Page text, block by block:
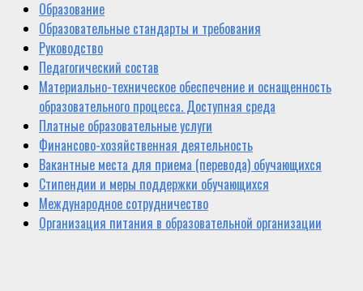
Образование
Образовательные стандарты и требования
Руководство
Педагогический состав
Материально-техническое обеспечение и оснащенность
образовательного процесса. Доступная среда
Платные образовательные услуги
Финансово-хозяйственная деятельность
Вакантные места для приема (перевода) обучающихся
Стипендии и меры поддержки обучающихся
Международное сотрудничество
Организация питания в образовательной организации